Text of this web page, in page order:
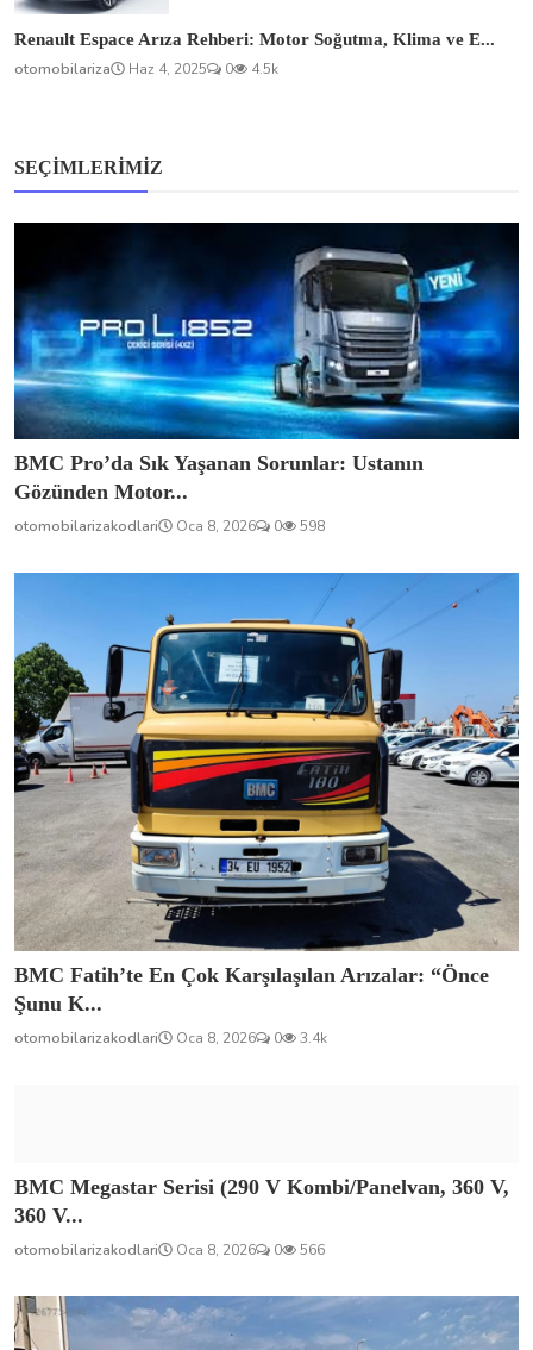
Renault Espace Arıza Rehberi: Motor Soğutma, Klima ve E...
otomobilariza
Haz 4, 2025 0 4.5k
SEÇIMLERIMIZ
BMC Pro’da Sık Yaşanan Sorunlar: Ustanın
Gözünden Motor...
otomobilarizakodlari Oca 8, 2026 0 598
BMC Fatih’te En Çok Karşılaşılan Arızalar: “Önce
Şunu K...
otomobilarizakodlari Oca 8, 2026 0 3.4k
BMC Megastar Serisi (290 V Kombi/Panelvan, 360 V,
360 V...
otomobilarizakodlari Oca 8, 2026 0 566